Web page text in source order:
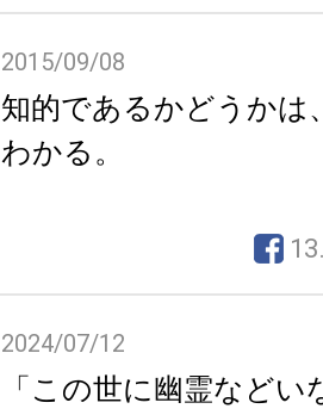
2015/09/08
知的であるかどうかは
わかる。
2024/07/12
「この世に幽霊など